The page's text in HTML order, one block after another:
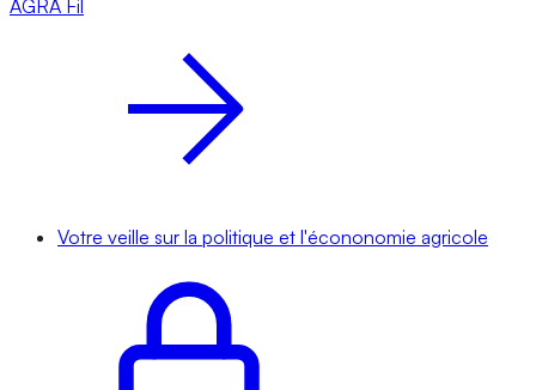
AGRA Fil
Votre veille sur la politique et l'écononomie agricole